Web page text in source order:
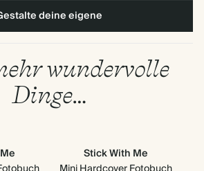
deine eigene
wundervolle
Dinge…
Stick With Me